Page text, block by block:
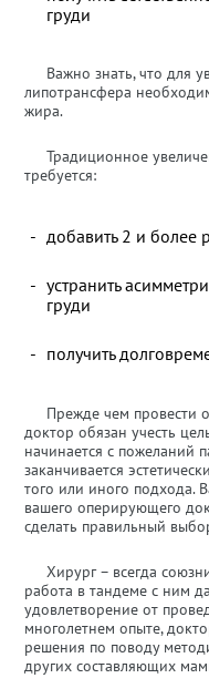
груди
Важно знать, что для
липотрансфера
жира.
Традиционное
требуется:
добавить 2 и более
устранить
груди
получить
Прежде чем провести
доктор обязан учесть
начинается с пожеланий
заканчивается
того или иного подхода.
вашего оперирующего
сделать правильный
Хирург – всегда
работа в тандеме с ним
удовлетворение от
многолетнем опыте,
решения по поводу
других составляющих